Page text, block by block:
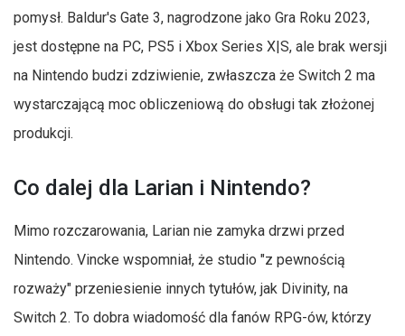
pomysł. Baldur's Gate 3, nagrodzone jako Gra Roku 2023,
jest dostępne na PC, PS5 i Xbox Series X|S, ale brak wersji
na Nintendo budzi zdziwienie, zwłaszcza że Switch 2 ma
wystarczającą moc obliczeniową do obsługi tak złożonej
produkcji.
Co dalej dla Larian i Nintendo?
Mimo rozczarowania, Larian nie zamyka drzwi przed
Nintendo. Vincke wspomniał, że studio "z pewnością
rozważy" przeniesienie innych tytułów, jak Divinity, na
Switch 2. To dobra wiadomość dla fanów RPG-ów, którzy